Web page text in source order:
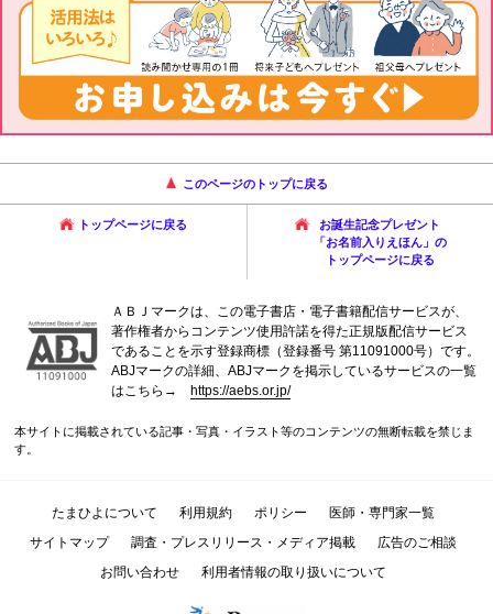
このページのトップに戻る
トップページに戻る
お誕生記念プレゼント
「お名前入りえほん」の
トップページに戻る
ＡＢＪマークは、この電子書店・電子書籍配信サービスが、
著作権者からコンテンツ使用許諾を得た正規版配信サービス
であることを示す登録商標（登録番号 第11091000号）です。
ABJマークの詳細、ABJマークを掲示しているサービスの一覧
はこちら→ https://aebs.or.jp/
本サイトに掲載されている記事・写真・イラスト等のコンテンツの無断転載を禁じま
す。
たまひよについて 利用規約 ポリシー
医師・専門家一覧
サイトマップ
調査・プレスリリース・メディア掲載
広告のご相談
お問い合わせ
利用者情報の取り扱いについて